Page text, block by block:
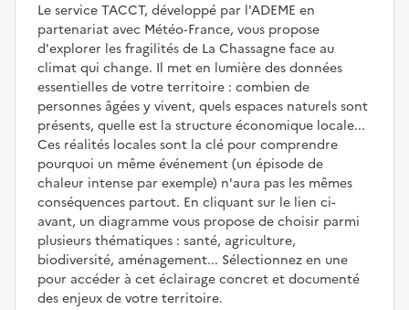
Le service TACCT, développé par l'ADEME en
partenariat avec Météo‑France, vous propose
d'explorer les fragilités de La Chassagne face au
climat qui change. Il met en lumière des données
essentielles de votre territoire : combien de
personnes âgées y vivent, quels espaces naturels sont
présents, quelle est la structure économique locale...
Ces réalités locales sont la clé pour comprendre
pourquoi un même événement (un épisode de
chaleur intense par exemple) n'aura pas les mêmes
conséquences partout. En cliquant sur le lien ci-
avant, un diagramme vous propose de choisir parmi
plusieurs thématiques : santé, agriculture,
biodiversité, aménagement... Sélectionnez en une
pour accéder à cet éclairage concret et documenté
des enjeux de votre territoire.